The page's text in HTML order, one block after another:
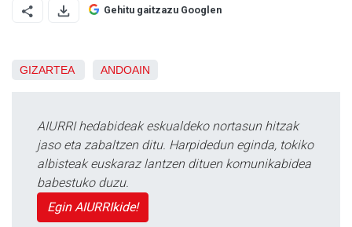
Gehitu gaitzazu Googlen
GIZARTEA ANDOAIN
AIURRI hedabideak eskualdeko nortasun hitzak
jaso eta zabaltzen ditu. Harpidedun eginda, tokiko
albisteak euskaraz lantzen dituen komunikabidea
babestuko duzu.
Egin AIURRIkide!